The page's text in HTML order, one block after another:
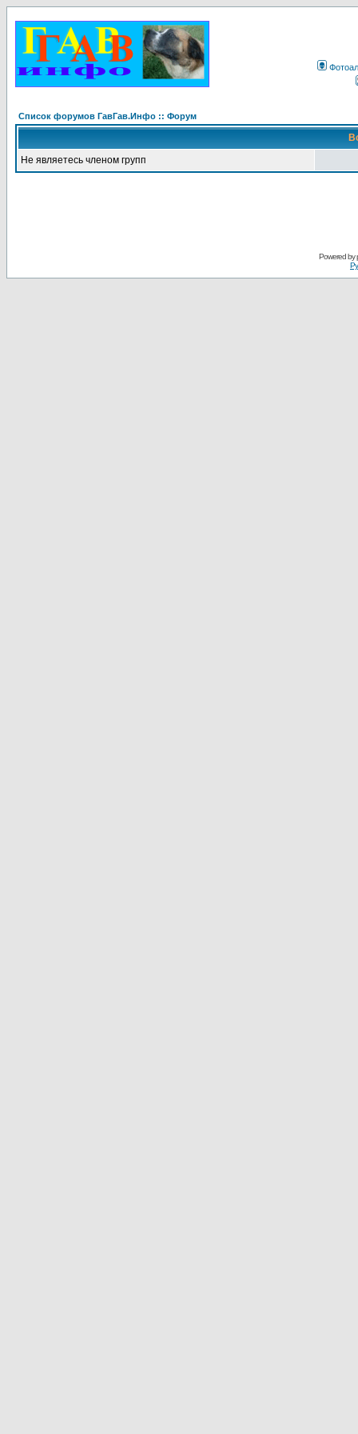
Список форумов ГавГав.Инфо :: Форум
Не являетесь членом групп
Powered by